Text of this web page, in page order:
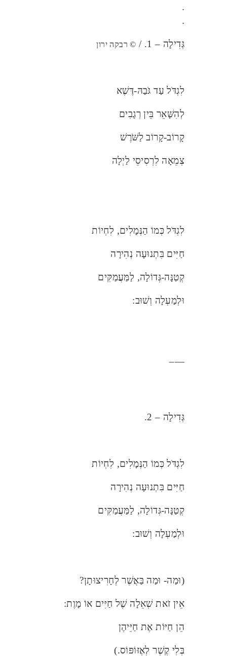
.
.
גְּדִילָה – 1. / © רבקה ירון
לִגְדֹּל עַד גֹּבַהּ-דֶּשֶׁא
לְהִשָּׁאֵר בֵּין רְגָבִים
קָרוֹב-קָרוֹב לַשֹּׁרֶשׁ
צְמֵאָה לִרְסִיסֵי לַיְלָה
לִגְדֹּל כְּמוֹ הַנְּמָלִים, לִחְיוֹת
חַיִּים בִּתְנוּעָה נְהִירָה
קְטַנָּה-גְּדוֹלָה, לַמַּעֲמַקִּים
וּלְמַעְלָה וְשׁוּב:
—–
גְּדִילָה – 2.
לִגְדֹּל כְּמוֹ הַנְּמָלִים, לִחְיוֹת
חַיִּים בִּתְנוּעָה נְהִירָה
קְטַנָּה-גְּדוֹלָה, לַמַּעֲמַקִּים
וּלְמַעְלָה וְשׁוּב:
(וּמַה- וּמַה בַּאֲשֶׁר לְחָרִיצוּתָן?
אֵין זֹאת שְׁאֵלָה שֶׁל חַיִּים אוֹ מָוֶת:
הֵן חַיּוֹת אֶת חַיֵּיהֶן
בְּלִי קֶשֶׁר לְאֶזּוֹפּוֹס.)